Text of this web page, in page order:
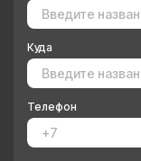
Куда
Телефон